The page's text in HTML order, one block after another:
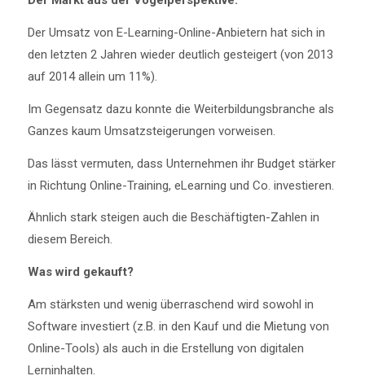
Der Umsatz von E-Learning-Online-Anbietern hat sich in
den letzten 2 Jahren wieder deutlich gesteigert (von 2013
auf 2014 allein um 11%).
Im Gegensatz dazu konnte die Weiterbildungsbranche als
Ganzes kaum Umsatzsteigerungen vorweisen.
Das lässt vermuten, dass Unternehmen ihr Budget stärker
in Richtung Online-Training, eLearning und Co. investieren.
Ähnlich stark steigen auch die Beschäftigten-Zahlen in
diesem Bereich.
Was wird gekauft?
Am stärksten und wenig überraschend wird sowohl in
Software investiert (z.B. in den Kauf und die Mietung von
Online-Tools) als auch in die Erstellung von digitalen
Lerninhalten.